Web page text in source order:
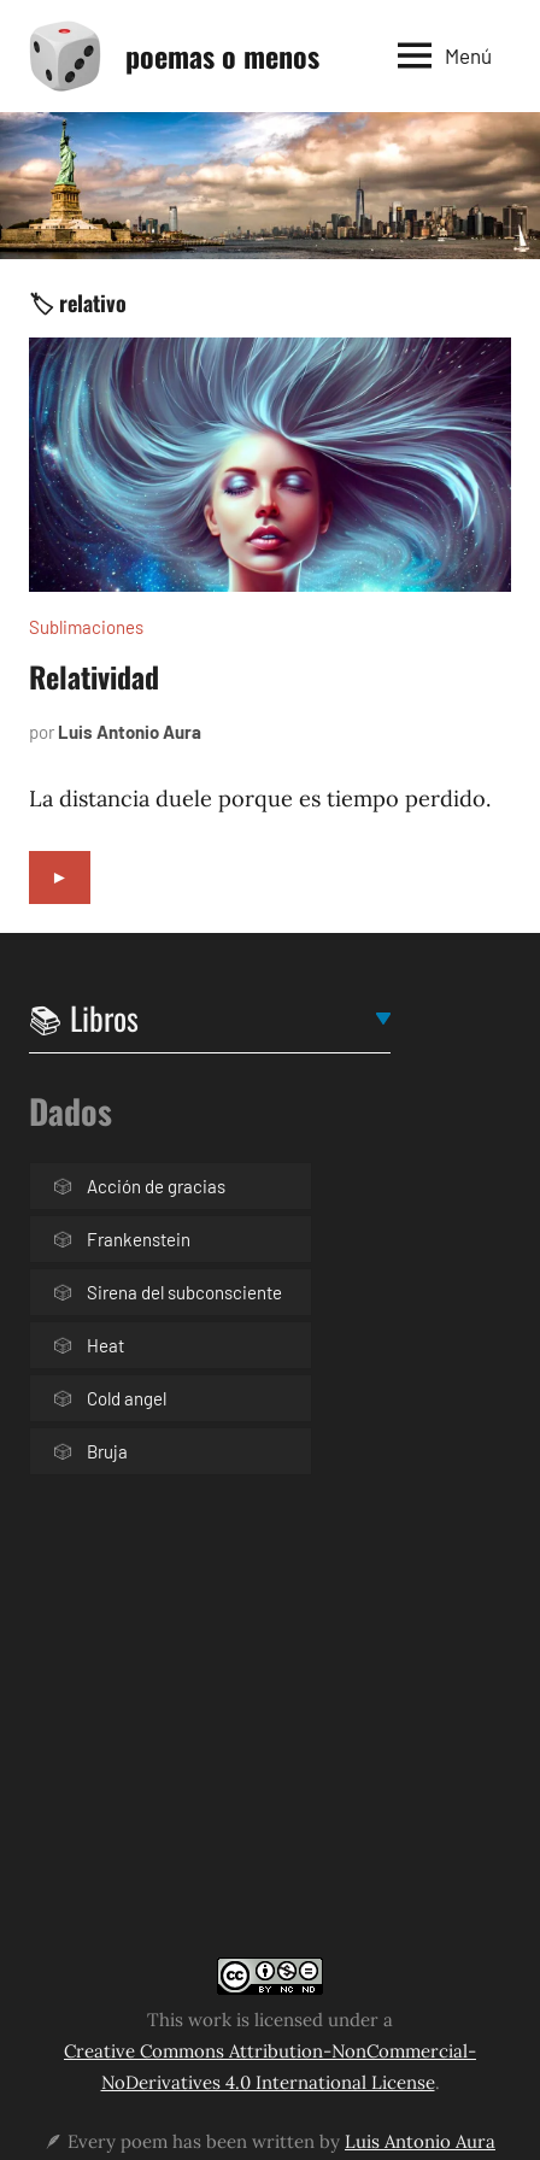
contenido
poemas o menos Menú
🏷️ relativo
Sublimaciones
Relatividad
por Luis Antonio Aura
2022
La distancia duele porque es tiempo perdido.
►
Dados
Acción de gracias
Frankenstein
Sirena del subconsciente
Heat
Cold angel
Bruja
This work is licensed under a
Creative Commons Attribution-NonCommercial-
NoDerivatives 4.0 International License.
🪶 Every poem has been written by Luis Antonio Aura